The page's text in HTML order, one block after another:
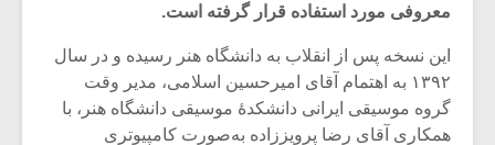
معروفی مورد استفاده قرار گرفته است.
این نسخه پس از انقلاب به دانشگاه هنر رسیده و در سال
۱۳۹۲ به اهتمام آقای امیرحسین اسلامی، مدیر وقت
گروه موسیقی ایرانی دانشکدۀ موسیقی دانشگاه هنر، با
همکاری آقای رضا پرویززاده به‌صورت کامپیوتری